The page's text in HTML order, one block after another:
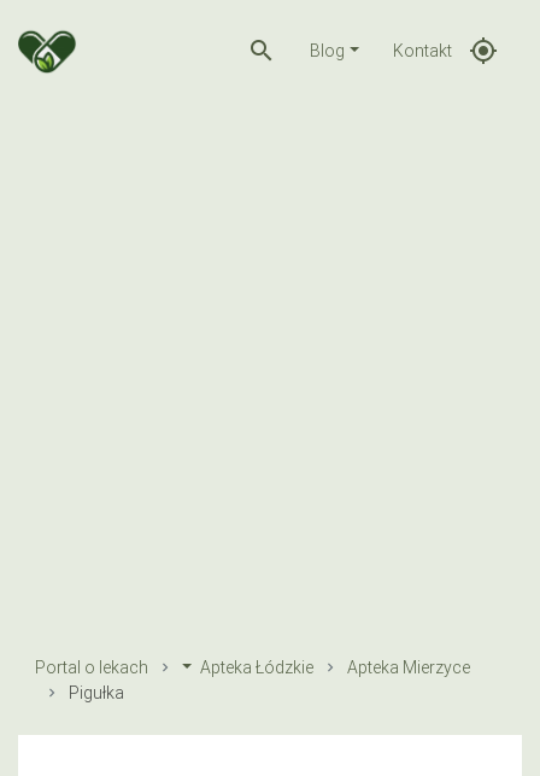
search Blog Kontakt gps_fixed
Portal o lekach Apteka Łódzkie
Apteka Mierzyce
Pigułka